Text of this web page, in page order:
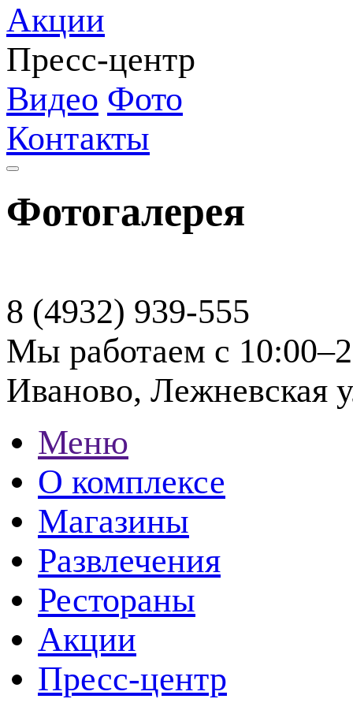
Акции
Пресс-центр
Видео Фото
Контакты
Фотогалерея
8 (4932) 939-555
Мы работаем с
Иваново, Лежневская
Меню
О комплексе
Магазины
Развлечения
Рестораны
Акции
Пресс-центр